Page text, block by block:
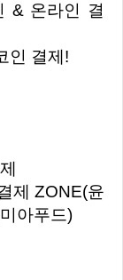
인 결제!
제 ZONE(윤
아푸드)